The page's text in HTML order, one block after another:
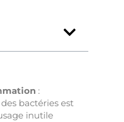
:
bactéries est
inutile